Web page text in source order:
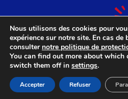
Nous utilisons des cookies pour
expérience sur notre site. En cas de
consulter notre politique de
You can find out more about which
switch them off in settings.
Accepter Refuser